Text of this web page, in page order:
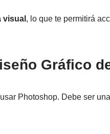
visual , lo que te permitirá
Gráfico
Photoshop. Debe ser